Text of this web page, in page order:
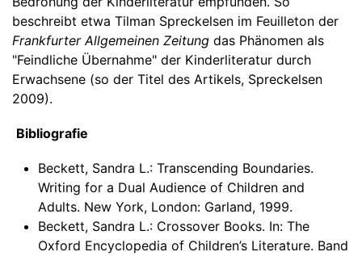
beschreibt etwa Tilman Spreckelsen im Feuilleton der
Frankfurter Allgemeinen Zeitung das Phänomen als
"Feindliche Übernahme" der Kinderliteratur durch
Erwachsene (so der Titel des Artikels, Spreckelsen
2009).
Bibliografie
Beckett, Sandra L.: Transcending Boundaries.
Writing for a Dual Audience of Children and
Adults. New York, London: Garland, 1999.
Beckett, Sandra L.: Crossover Books. In: The
Oxford Encyclopedia of Children’s Literature. Band